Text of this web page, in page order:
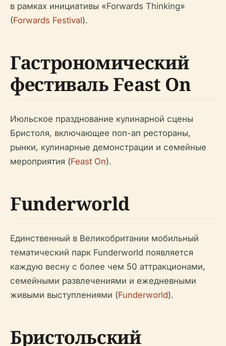
в рамках инициативы «Forwards Thinking»
(Forwards Festival).
Гастрономический
фестиваль Feast On
Июльское празднование кулинарной сцены
Бристоля, включающее поп-ап рестораны,
рынки, кулинарные демонстрации и семейные
мероприятия (Feast On).
Funderworld
Единственный в Великобритании мобильный
тематический парк Funderworld появляется
каждую весну с более чем 50 аттракционами,
семейными развлечениями и ежедневными
живыми выступлениями (Funderworld).
Бристольский